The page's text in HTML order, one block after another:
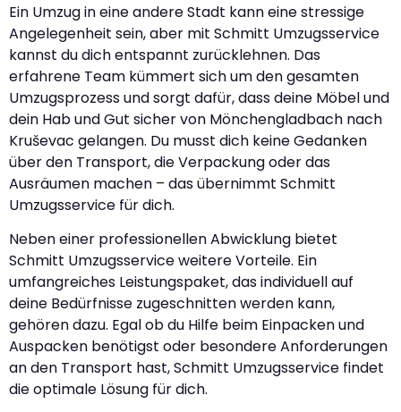
Ein Umzug in eine andere Stadt kann eine stressige
Angelegenheit sein, aber mit Schmitt Umzugsservice
kannst du dich entspannt zurücklehnen. Das
erfahrene Team kümmert sich um den gesamten
Umzugsprozess und sorgt dafür, dass deine Möbel und
dein Hab und Gut sicher von Mönchengladbach nach
Kruševac gelangen. Du musst dich keine Gedanken
über den Transport, die Verpackung oder das
Ausräumen machen – das übernimmt Schmitt
Umzugsservice für dich.
Neben einer professionellen Abwicklung bietet
Schmitt Umzugsservice weitere Vorteile. Ein
umfangreiches Leistungspaket, das individuell auf
deine Bedürfnisse zugeschnitten werden kann,
gehören dazu. Egal ob du Hilfe beim Einpacken und
Auspacken benötigst oder besondere Anforderungen
an den Transport hast, Schmitt Umzugsservice findet
die optimale Lösung für dich.